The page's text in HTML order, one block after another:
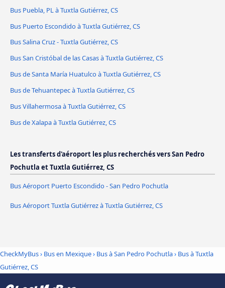
Bus Puebla, PL à Tuxtla Gutiérrez, CS
Bus Puerto Escondido à Tuxtla Gutiérrez, CS
Bus Salina Cruz - Tuxtla Gutiérrez, CS
Bus San Cristóbal de las Casas à Tuxtla Gutiérrez, CS
Bus de Santa María Huatulco à Tuxtla Gutiérrez, CS
Bus de Tehuantepec à Tuxtla Gutiérrez, CS
Bus Villahermosa à Tuxtla Gutiérrez, CS
Bus de Xalapa à Tuxtla Gutiérrez, CS
Les transferts d'aéroport les plus recherchés vers San Pedro
Pochutla et Tuxtla Gutiérrez, CS
Bus Aéroport Puerto Escondido - San Pedro Pochutla
Bus Aéroport Tuxtla Gutiérrez à Tuxtla Gutiérrez, CS
CheckMyBus› Bus en Mexique› Bus à San Pedro Pochutla› Bus à Tuxtla
Gutiérrez, CS